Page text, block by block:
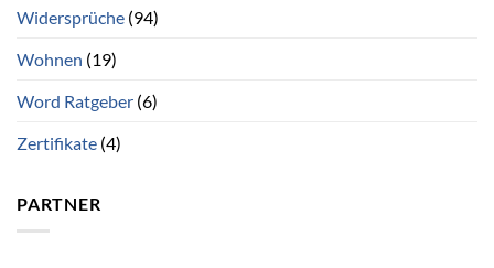
Widersprüche (94)
Wohnen (19)
Word Ratgeber (6)
Zertifikate (4)
PARTNER